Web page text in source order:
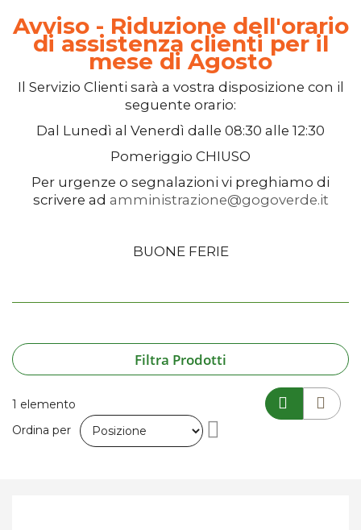
Avviso - Riduzione dell'orario
di assistenza clienti per il
mese di Agosto
Il Servizio Clienti sarà a vostra disposizione con il
seguente orario:
Dal Lunedì al Venerdì dalle 08:30 alle 12:30
Pomeriggio CHIUSO
Per urgenze o segnalazioni vi preghiamo di
scrivere ad amministrazione@gogoverde.it
BUONE FERIE
Filtra Prodotti
1 elemento
Ordina per